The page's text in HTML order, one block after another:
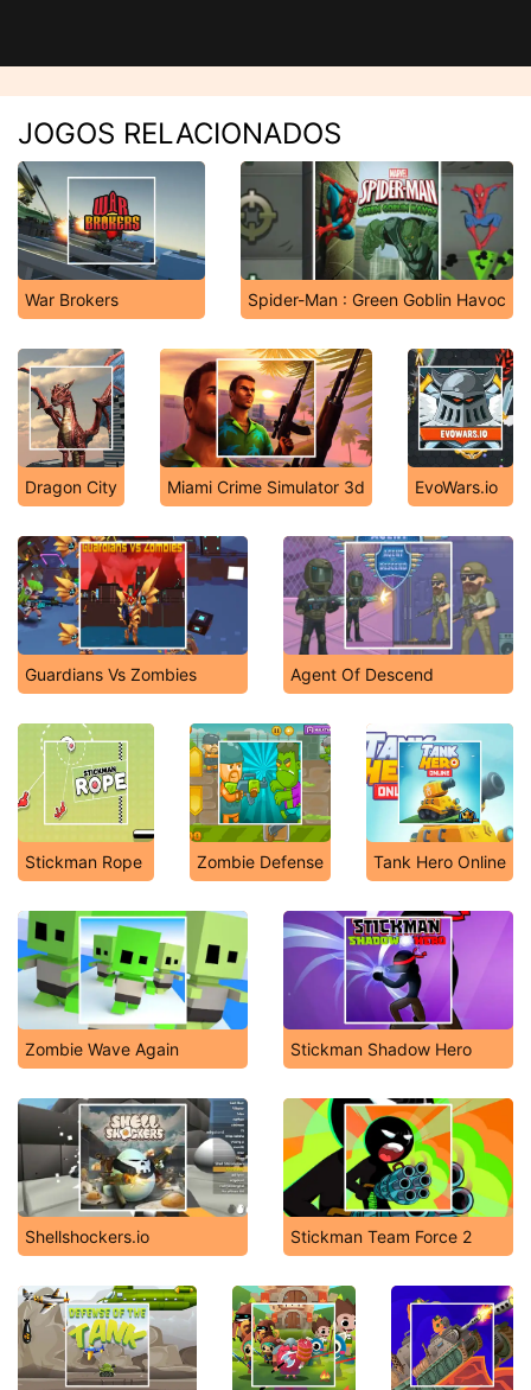
JOGOS RELACIONADOS
War Brokers Spider-Man : Green Goblin Havoc
Dragon City Miami Crime Simulator 3d EvoWars.io
Guardians Vs Zombies Agent Of Descend
Stickman Rope Zombie Defense Tank Hero Online
Zombie Wave Again Stickman Shadow Hero
Shellshockers.io Stickman Team Force 2